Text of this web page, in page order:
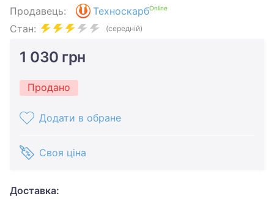
Продавець: ТехноскарбOnline
Стан: (середній)
1 030 грн
Продано
Додати в обране
Своя ціна
Доставка: